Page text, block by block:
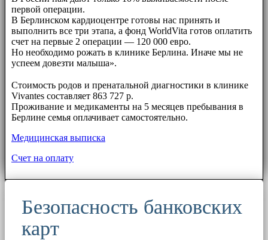
первой операции.
В Берлинском кардиоцентре готовы нас принять и
выполнить все три этапа, а фонд WorldVita готов оплатить
счет на первые 2 операции — 120 000 евро.
Но необходимо рожать в клинике Берлина. Иначе мы не
успеем довезти малыша».
Стоимость родов и пренатальной диагностики в клинике
Vivantes составляет 863 727 р.
Проживание и медикаменты на 5 месяцев пребывания в
Берлине семья оплачивает самостоятельно.
Медицинская выписка
Счет на оплату
Безопасность банковских
карт